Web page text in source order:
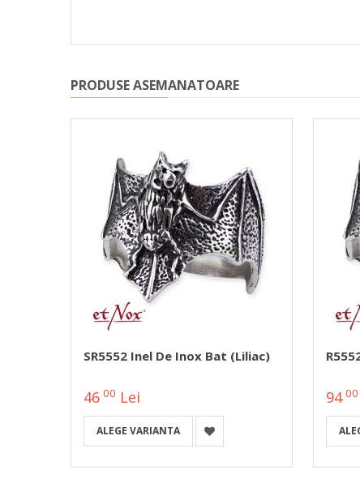
PRODUSE ASEMANATOARE
SR5552 Inel De Inox Bat (Liliac)
46 00 Lei
ALEGE VARIANTA
94 00